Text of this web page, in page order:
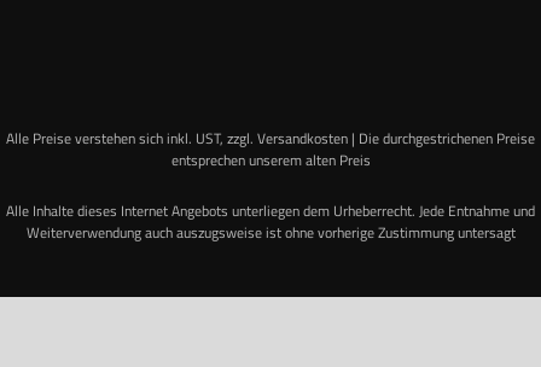
Alle Preise verstehen sich inkl. UST, zzgl. Versandkosten | Die durchgestrichenen Preise
entsprechen unserem alten Preis
Alle Inhalte dieses Internet Angebots unterliegen dem Urheberrecht. Jede Entnahme und
Weiterverwendung auch auszugsweise ist ohne vorherige Zustimmung untersagt